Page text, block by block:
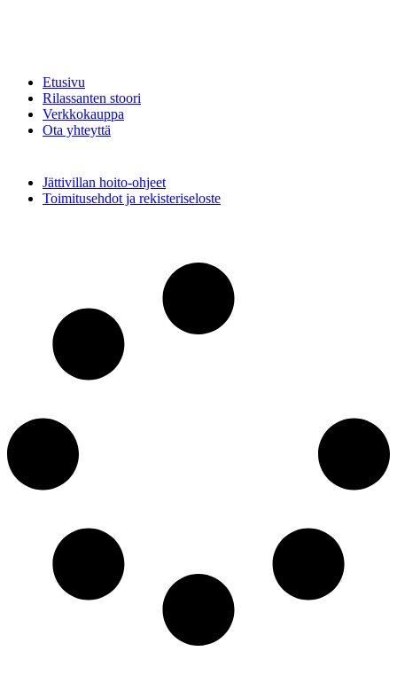
Etusivu
Rilassanten stoori
Verkkokauppa
Ota yhteyttä
Jättivillan hoito-ohjeet
Toimitusehdot ja rekisteriseloste